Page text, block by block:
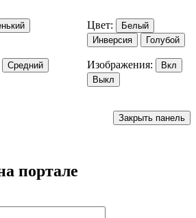
Средний
Цвет:
Белый
Инверсия
Голубой
Изображения:
Вкл
Выкл
Закрыть панель
портале